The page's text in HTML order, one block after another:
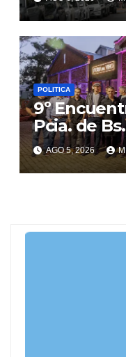
POLITICA
9º
Pcia. de
Argentinas
AGO 5, 2026